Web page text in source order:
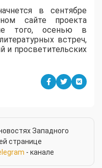
в сентябре
сайте проекта
того, осенью в
встреч,
и просветительских
Западного
странице
- канале